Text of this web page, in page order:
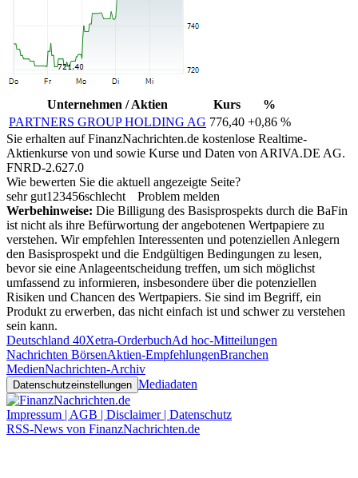
Unternehmen / Aktien Kurs
%
PARTNERS GROUP HOLDING AG 776,40 +0,86 %
Sie erhalten auf FinanzNachrichten.de kostenlose Realtime-
Aktienkurse von und sowie Kurse und Daten von ARIVA.DE AG.
FNRD-2.627.0
Wie bewerten Sie die aktuell angezeigte Seite?
sehr gut1 23456schlecht
Problem melden
Werbehinweise: Die Billigung des Basisprospekts durch die BaFin
ist nicht als ihre Befürwortung der angebotenen Wertpapiere zu
verstehen. Wir empfehlen Interessenten und potenziellen Anlegern
den Basisprospekt und die Endgültigen Bedingungen zu lesen,
bevor sie eine Anlageentscheidung treffen, um sich möglichst
umfassend zu informieren, insbesondere über die potenziellen
Risiken und Chancen des Wertpapiers. Sie sind im Begriff, ein
Produkt zu erwerben, das nicht einfach ist und schwer zu verstehen
sein kann.
Deutschland 40Xetra-OrderbuchAd hoc-Mitteilungen
Nachrichten BörsenAktien-EmpfehlungenBranchen
MedienNachrichten-Archiv
Datenschutzeinstellungen Mediadaten
Impressum | AGB | Disclaimer | Datenschutz
RSS-News von FinanzNachrichten.de